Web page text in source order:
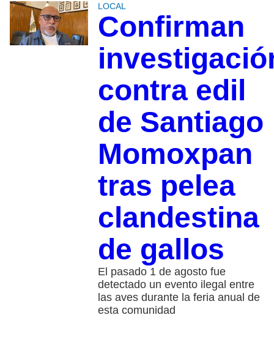
LOCAL
Confirman
contra edil
de Santiago
Momoxpan
tras pelea
clandestina
de gallos
El pasado 1 de agosto fue
detectado un evento ilegal entre
las aves durante la feria anual de
esta comunidad